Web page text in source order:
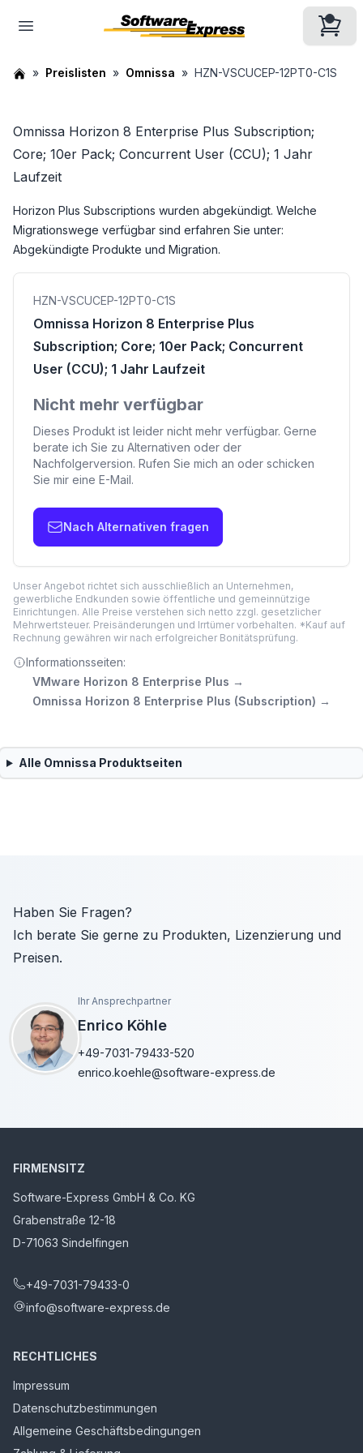
Preislisten Omnissa HZN-VSCUCEP-12PT0-C1S
Omnissa Horizon 8 Enterprise Plus Subscription;
Core; 10er Pack; Concurrent User (CCU); 1 Jahr
Laufzeit
Horizon Plus Subscriptions wurden abgekündigt. Welche
Migrationswege verfügbar sind erfahren Sie unter:
Abgekündigte Produkte und Migration.
HZN-VSCUCEP-12PT0-C1S
Omnissa Horizon 8 Enterprise Plus
Subscription; Core; 10er Pack; Concurrent
User (CCU); 1 Jahr Laufzeit
Nicht mehr verfügbar
Dieses Produkt ist leider nicht mehr verfügbar. Gerne
berate ich Sie zu Alternativen oder der
Nachfolgerversion. Rufen Sie mich an oder schicken
Sie mir eine E-Mail.
Nach Alternativen fragen
Unser Angebot richtet sich ausschließlich an Unternehmen,
gewerbliche Endkunden sowie öffentliche und gemeinnützige
Einrichtungen. Alle Preise verstehen sich netto zzgl. gesetzlicher
Mehrwertsteuer. Preisänderungen und Irrtümer vorbehalten. *Kauf auf
Rechnung gewähren wir nach erfolgreicher Bonitätsprüfung.
Informationsseiten:
VMware Horizon 8 Enterprise Plus →
Omnissa Horizon 8 Enterprise Plus (Subscription) →
Alle Omnissa Produktseiten
Haben Sie Fragen?
Ich berate Sie gerne zu Produkten, Lizenzierung und
Preisen.
Ihr Ansprechpartner
Enrico Köhle
+49-7031-79433-520
enrico.koehle@software-express.de
FIRMENSITZ
Software-Express GmbH & Co. KG
Grabenstraße 12-18
D-71063 Sindelfingen
+49-7031-79433-0
info@software-express.de
RECHTLICHES
Impressum
Datenschutzbestimmungen
Allgemeine Geschäftsbedingungen